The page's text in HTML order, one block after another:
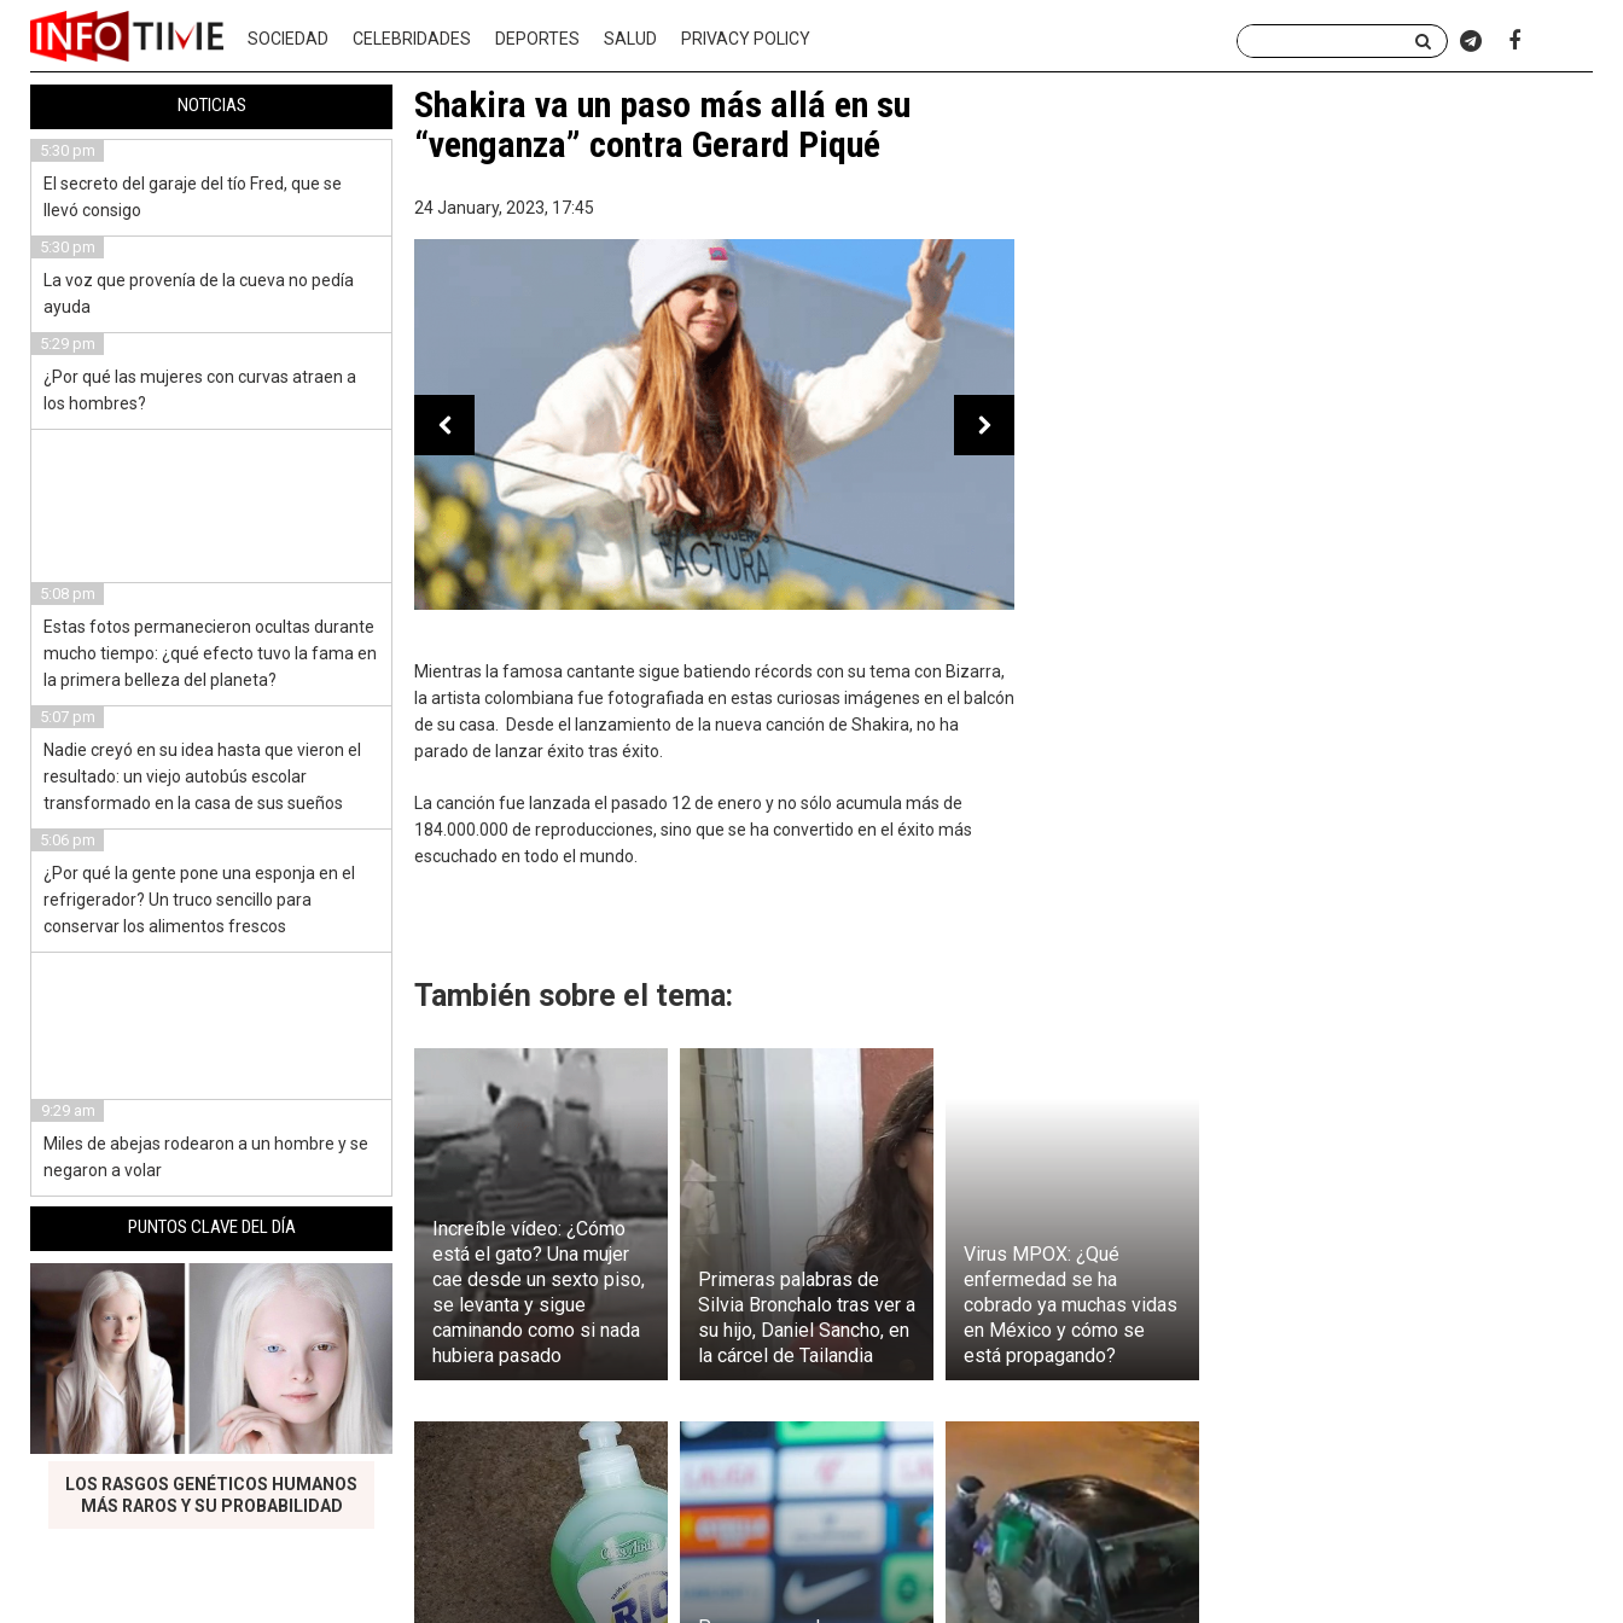
SOCIEDAD CELEBRIDADES DEPORTES SALUD PRIVACY POLICY
Shakira va un paso más allá en su
“venganza” contra Gerard Piqué
24 January, 2023, 17:45
Mientras la famosa cantante sigue batiendo récords con su tema con Bizarra,
la artista colombiana fue fotografiada en estas curiosas imágenes en el balcón
de su casa. Desde el lanzamiento de la nueva canción de Shakira, no ha
parado de lanzar éxito tras éxito.
La canción fue lanzada el pasado 12 de enero y no sólo acumula más de
184.000.000 de reproducciones, sino que se ha convertido en el éxito más
escuchado en todo el mundo.
También sobre el tema:
Increíble vídeo: ¿Cómo
está el gato? Una mujer
cae desde un sexto piso,
se levanta y sigue
caminando como si nada
hubiera pasado
Primeras palabras de
Silvia Bronchalo tras ver a
su hijo, Daniel Sancho, en
la cárcel de Tailandia
Virus MPOX: ¿Qué
enfermedad se ha
cobrado ya muchas vidas
en México y cómo se
está propagando?
NOTICIAS
5:30 pm
El secreto del garaje del tío Fred, que se
llevó consigo
5:30 pm
La voz que provenía de la cueva no pedía
ayuda
5:29 pm
¿Por qué las mujeres con curvas atraen a
los hombres?
5:08 pm
Estas fotos permanecieron ocultas durante
mucho tiempo: ¿qué efecto tuvo la fama en
la primera belleza del planeta?
5:07 pm
Nadie creyó en su idea hasta que vieron el
resultado: un viejo autobús escolar
transformado en la casa de sus sueños
5:06 pm
¿Por qué la gente pone una esponja en el
refrigerador? Un truco sencillo para
conservar los alimentos frescos
9:29 am
Miles de abejas rodearon a un hombre y se
negaron a volar
PUNTOS CLAVE DEL DÍA
LOS RASGOS GENÉTICOS HUMANOS
MÁS RAROS Y SU PROBABILIDAD